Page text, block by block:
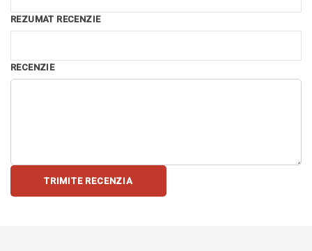
REZUMAT RECENZIE
RECENZIE
TRIMITE RECENZIA